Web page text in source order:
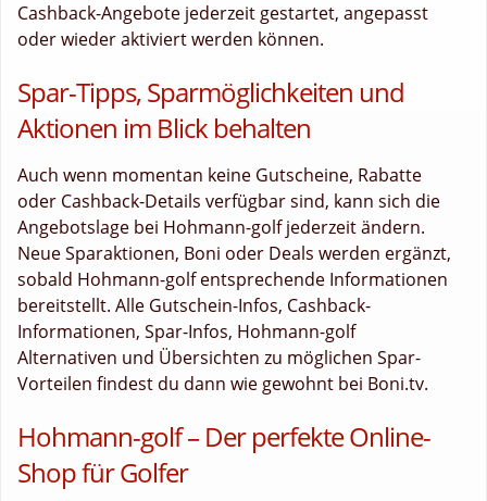
Cashback-Angebote jederzeit gestartet, angepasst
oder wieder aktiviert werden können.
Spar-Tipps, Sparmöglichkeiten und
Aktionen im Blick behalten
Auch wenn momentan keine Gutscheine, Rabatte
oder Cashback-Details verfügbar sind, kann sich die
Angebotslage bei Hohmann-golf jederzeit ändern.
Neue Sparaktionen, Boni oder Deals werden ergänzt,
sobald Hohmann-golf entsprechende Informationen
bereitstellt. Alle Gutschein-Infos, Cashback-
Informationen, Spar-Infos, Hohmann-golf
Alternativen und Übersichten zu möglichen Spar-
Vorteilen findest du dann wie gewohnt bei Boni.tv.
Hohmann-golf – Der perfekte Online-
Shop für Golfer